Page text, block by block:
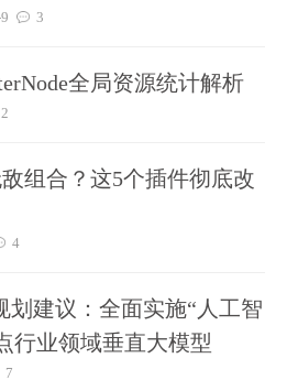
3
全局资源统计解析
2
组合？这5个插件彻底改
4
划建议：全面实施“人工智
行业领域垂直大模型
7